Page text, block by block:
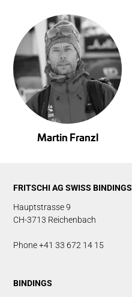
Martin Franzl
FRITSCHI AG SWISS BINDINGS
Hauptstrasse 9
CH-3713 Reichenbach
Phone +41 33 672 14 15
BINDINGS